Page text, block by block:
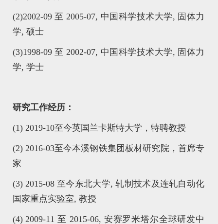
(2)2002-09 至 2005-07, 中国科学技术大学, 固体力
学, 硕士
(3)1998-09 至 2002-07, 中国科学技术大学, 固体力
学, 学士
研究工作经历：
(1) 2019-10至今英国兰卡斯特大学，特聘教授
(2) 2016-03至今本溪钢铁集团板材研究院，首席专
家
(3) 2015-08 至今东北大学, 轧制技术及连轧自动化
国家重点实验室, 教授
(4)2009-11 至 2015-06, 安赛罗米塔尔全球研发中